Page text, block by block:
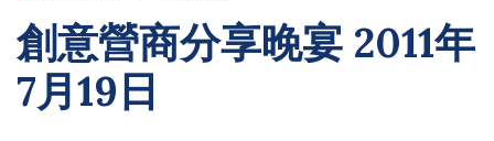
創意營商分享晚宴 2011年
7月19日